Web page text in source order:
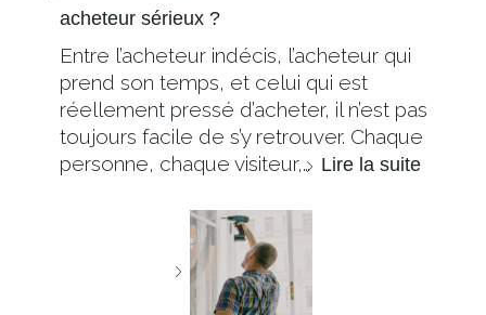
acheteur sérieux ?
Entre l’acheteur indécis, l’acheteur qui
prend son temps, et celui qui est
réellement pressé d’acheter, il n’est pas
toujours facile de s’y retrouver. Chaque
personne, chaque visiteur,… Lire la suite